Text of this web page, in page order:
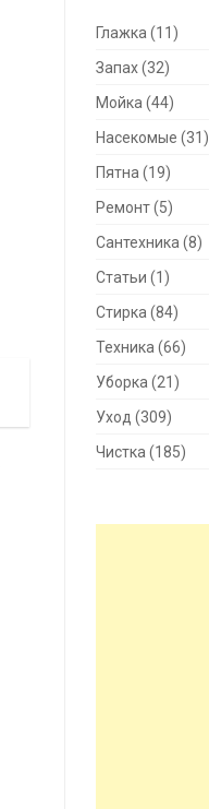
Глажка (11)
Запах(32)
Мойка (44)
Насекомые (31)
Пятна (19)
Ремонт(5)
Сантехника (8)
Статьи (1)
Стирка (84)
Техника (66)
Уборка (21)
Уход (309)
Чистка (185)